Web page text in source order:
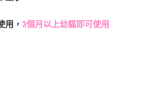
用，3個月以上幼貓即可使用